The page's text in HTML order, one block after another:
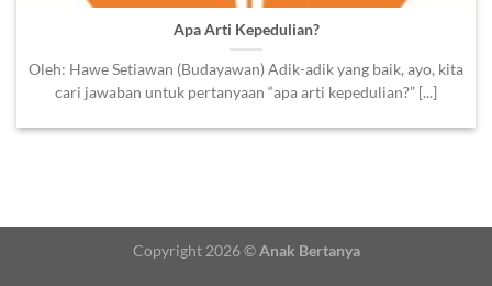
Apa Arti Kepedulian?
Oleh: Hawe Setiawan (Budayawan) Adik-adik yang baik, ayo, kita
cari jawaban untuk pertanyaan “apa arti kepedulian?” [...]
Copyright 2026 ©Anak Bertanya